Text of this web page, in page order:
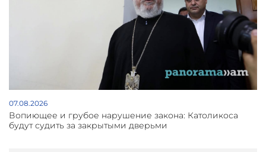
07.08.2026
Вопиющее и грубое нарушение закона: Католикоса
будут судить за закрытыми дверьми